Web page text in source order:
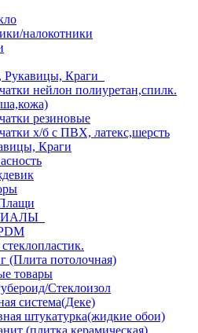
налокотники
Рукавицы, Краги
нейлон полиуретан,спилк.
резиновые
х/б с ПВХ, латекс,шерсть
Краги
(Плита потолочная)
товары
Стеклоизол
система(Деке)
штукатурка(жидкие обои)
(плитка керамическая)